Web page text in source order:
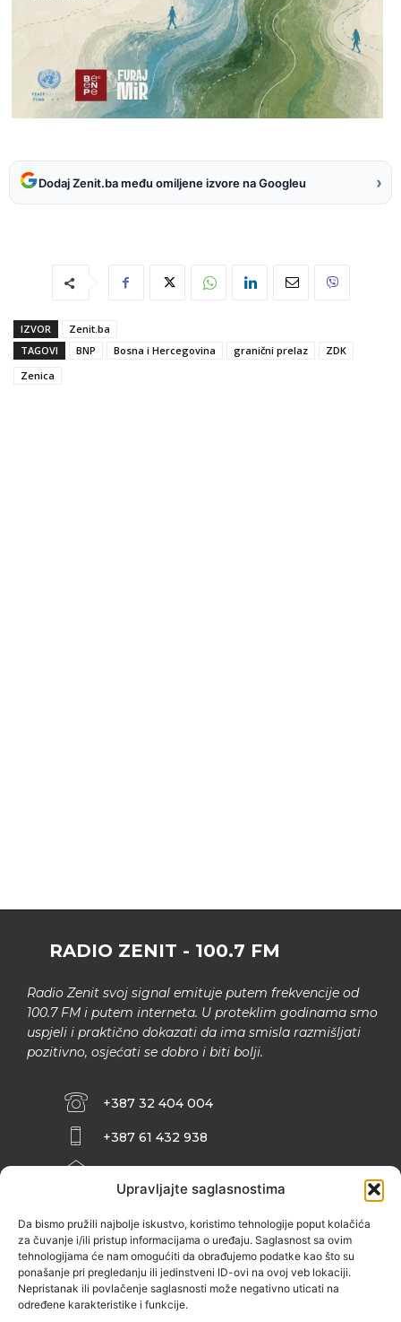
Upravljajte saglasnostima
Da bismo pružili najbolje iskustvo, koristimo tehnologije poput kolačića
za čuvanje i/ili pristup informacijama o uređaju. Saglasnost sa ovim
tehnologijama će nam omogućiti da obrađujemo podatke kao što su
ponašanje pri pregledanju ili jedinstveni ID-ovi na ovoj veb lokaciji.
Nepristanak ili povlačenje saglasnosti može negativno uticati na
određene karakteristike i funkcije.
Dodaj Zenit.ba među omiljene izvore na Googleu ›
IZVOR
Zenit.ba
TAGOVI
BNP Bosna i Hercegovina granični prelaz
ZDK
Zenica
RADIO ZENIT - 100.7 FM
Radio Zenit svoj signal emituje putem frekvencije od
100.7 FM i putem interneta. U proteklim godinama smo
uspjeli i praktično dokazati da ima smisla razmišljati
pozitivno, osjećati se dobro i biti bolji.
+387 32 404 004
+387 61 432 938
INFO@ZENIT.BA
ZENIČANKA, 3. SPRAT), 72000 ZENICA